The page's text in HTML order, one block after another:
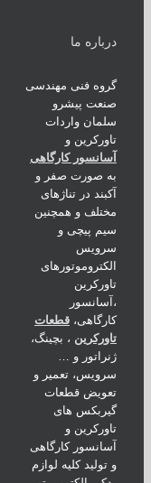
فنی مهندسی
پیشرو
واردات
و
کارگاهی
صورت صفر و
در تناژهای
و همچنین
پیچی و
قطعات
، بچینگ،
و …
تعمیر و
قطعات
های
و
کارگاهی
کلیه لوازم
ارتباط
آدرس :
تهران –
۱۳
جاده
کرج ) –
چهارراه
خودرو –
امید –
ایرانا –
ششم
پلاک ۶
تلفن